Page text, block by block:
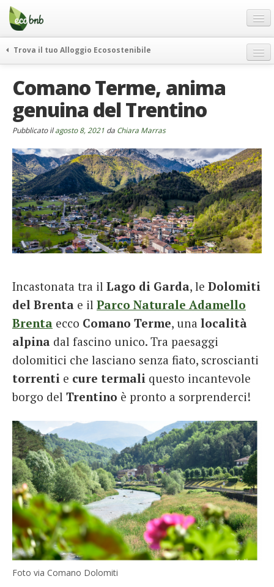
Menu
Salta
contenuto
Offerte Speciali
Regali
FAQ
Chi Siamo
Partner
Contatti
Italiano
German
English
French
Italiano
Trova il tuo Alloggio Ecosostenibile
itinerari
curiosità
vivere e viaggiare verde
ecohotel
rassegna stampa
Comano Terme, anima
genuina del Trentino
Pubblicato ilagosto 8, 2021 da Chiara Marras
Incastonata tra il Lago di Garda, le Dolomiti
del Brenta e il Parco Naturale Adamello
Brenta ecco Comano Terme, una località
alpina dal fascino unico. Tra paesaggi
dolomitici che lasciano senza fiato, scroscianti
torrenti e cure termali questo incantevole
borgo del Trentino è pronto a sorprenderci!
Foto via Comano Dolomiti